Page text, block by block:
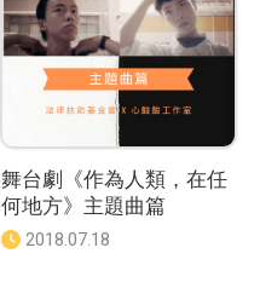
舞台劇《作為人類，在任
何地方》主題曲篇
發
2018.07.18